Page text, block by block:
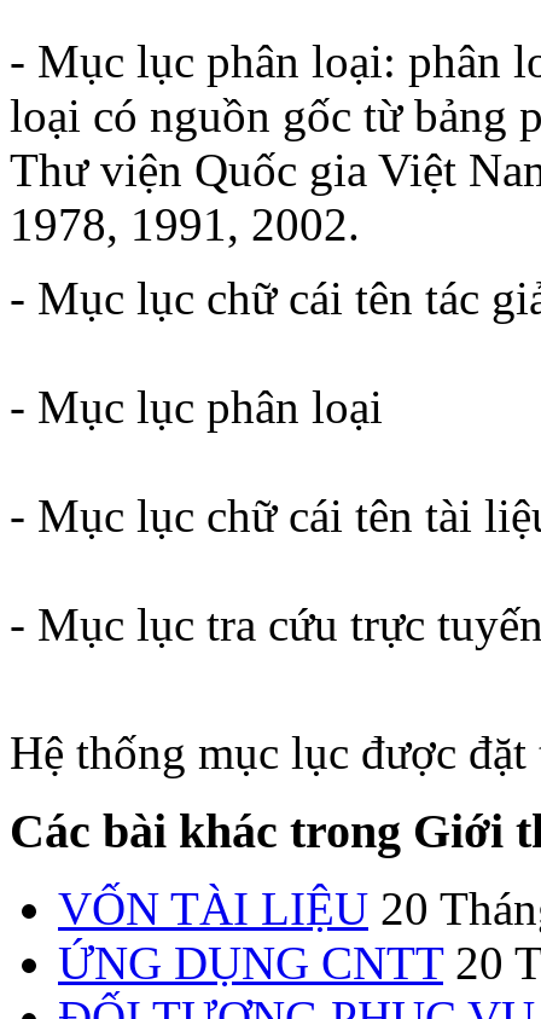
- Mục lục phân loại: phân
loại có nguồn gốc từ bảng
Thư viện Quốc gia Việt
1978, 1991, 2002.
- Mục lục chữ cái tên tác
- Mục lục phân loại
- Mục lục chữ cái tên tài
- Mục lục tra cứu trực
Hệ thống mục lục được
Các bài khác trong Giới
VỐN TÀI LIỆU 20
ỨNG DỤNG CNTT 20